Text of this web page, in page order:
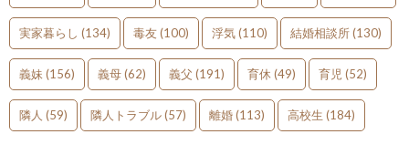
実家暮らし (134) 毒友(100) 浮気(110) 結婚相談所(130)
義妹 (156) 義母(62) 義父 (191) 育休 (49) 育児 (52)
隣人 (59) 隣人トラブル(57) 離婚(113) 高校生 (184)